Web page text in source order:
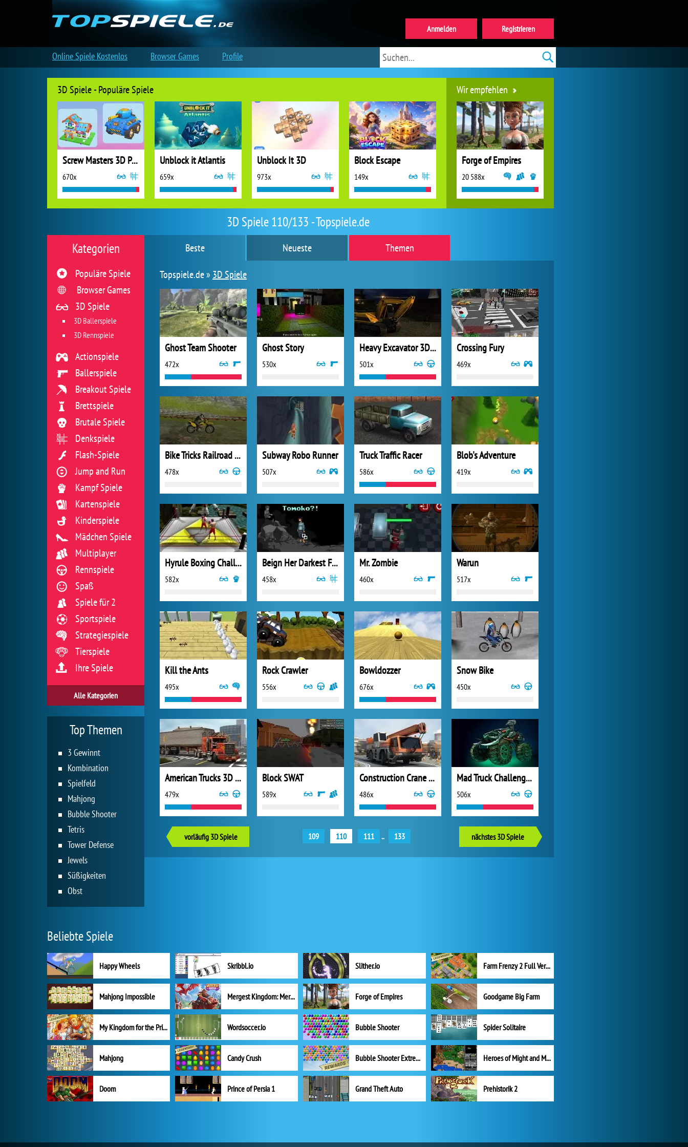
3D Spiele 110/133 - Topspiele.de
Beste Neueste
Themen
Topspiele.de » 3D Spiele
Ghost Team Shooter
472x
Ghost Story
530x
Heavy Excavator 3D Parking
501x
Crossing Fury
469x
Bike Tricks Railroad Racer
478x
Subway Robo Runner
507x
Truck Traffic Racer
586x
Blob's Adventure
419x
Hyrule Boxing Challenger
582x
Beign Her Darkest Friend
458x
Mr. Zombie
460x
Warun
517x
Kill the Ants
495x
Rock Crawler
556x
Bowldozzer
676x
Snow Bike
450x
American Trucks 3D Parking
479x
Block SWAT
589x
Construction Crane 3D Parking
486x
Mad Truck Challenge 2
506x
vorläufig 3D Spiele 109 110 111 .. 133 nächstes 3D Spiele
Kategorien
Populäre Spiele
Browser Games
3D Spiele
3D Ballerspiele
3D Rennspiele
Actionspiele
Ballerspiele
Breakout Spiele
Brettspiele
Brutale Spiele
Denkspiele
Flash-Spiele
Jump and Run
Kampf Spiele
Kartenspiele
Kinderspiele
Mädchen Spiele
Multiplayer
Rennspiele
Spaß
Spiele für 2
Sportspiele
Strategiespiele
Tierspiele
Ihre Spiele
Alle Kategorien
Top Themen
3 Gewinnt
Kombination
Spielfeld
Mahjong
Bubble Shooter
Tetris
Tower Defense
Jewels
Süßigkeiten
Obst
3D Spiele - Populäre Spiele
Screw Masters 3D Puzzle
670x
Unblock it Atlantis
659x
Unblock It 3D
973x
Block Escape
149x
Wir empfehlen
Forge of Empires
20 588x
Beliebte Spiele
Happy Wheels Skribbl.io Slither.io Farm Frenzy 2 Full Version
Mahjong Impossible Mergest Kingdom: Merge Puzzle Forge of Empires Goodgame Big Farm
My Kingdom for the Princess Vollversion Wordsoccer.io Bubble Shooter Spider Solitaire
Mahjong Candy Crush Bubble Shooter Extreme Heroes of Might and Magic II
Doom Prince of Persia 1 Grand Theft Auto Prehistorik 2
Registrieren
Anmelden
Online Spiele Kostenlos Browser Games Profile